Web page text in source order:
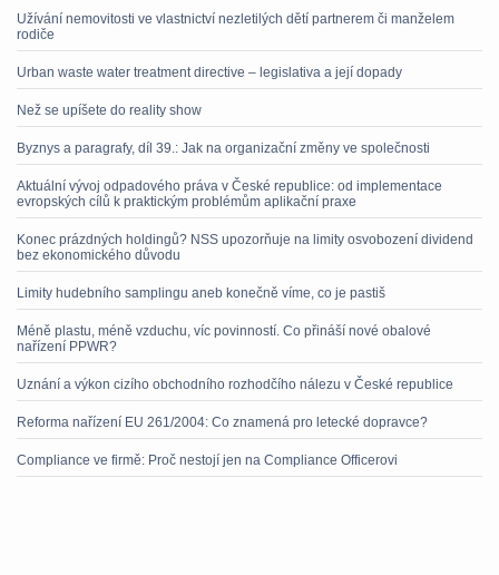
Užívání nemovitosti ve vlastnictví nezletilých dětí partnerem či manželem
rodiče
Urban waste water treatment directive – legislativa a její dopady
Než se upíšete do reality show
Byznys a paragrafy, díl 39.: Jak na organizační změny ve společnosti
Aktuální vývoj odpadového práva v České republice: od implementace
evropských cílů k praktickým problémům aplikační praxe
Konec prázdných holdingů? NSS upozorňuje na limity osvobození dividend
bez ekonomického důvodu
Limity hudebního samplingu aneb konečně víme, co je pastiš
Méně plastu, méně vzduchu, víc povinností. Co přináší nové obalové
nařízení PPWR?
Uznání a výkon cizího obchodního rozhodčího nálezu v České republice
Reforma nařízení EU 261/2004: Co znamená pro letecké dopravce?
Compliance ve firmě: Proč nestojí jen na Compliance Officerovi